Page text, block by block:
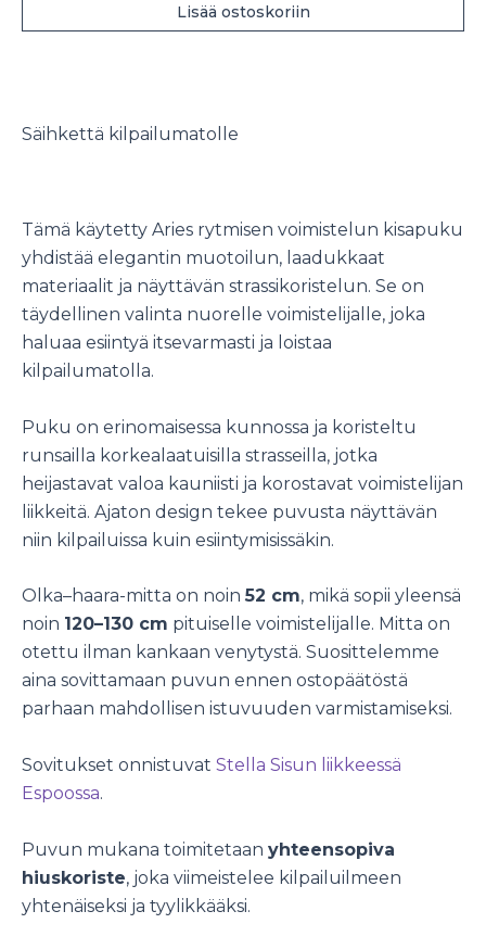
voimistelun
Lisää ostoskoriin
Säihkettä kilpailumatolle
Tämä käytetty Aries rytmisen voimistelun kisapuku
yhdistää elegantin muotoilun, laadukkaat
materiaalit ja näyttävän strassikoristelun. Se on
täydellinen valinta nuorelle voimistelijalle, joka
haluaa esiintyä itsevarmasti ja loistaa
kilpailumatolla.
Puku on erinomaisessa kunnossa ja koristeltu
runsailla korkealaatuisilla strasseilla, jotka
heijastavat valoa kauniisti ja korostavat voimistelijan
liikkeitä. Ajaton design tekee puvusta näyttävän
niin kilpailuissa kuin esiintymisissäkin.
Olka–haara-mitta on noin52 cm, mikä sopii yleensä
noin 120–130 cm pituiselle voimistelijalle. Mitta on
otettu ilman kankaan venytystä. Suosittelemme
aina sovittamaan puvun ennen ostopäätöstä
parhaan mahdollisen istuvuuden varmistamiseksi.
Sovitukset onnistuvat Stella Sisun liikkeessä
Espoossa.
Puvun mukana toimitetaan yhteensopiva
hiuskoriste, joka viimeistelee kilpailuilmeen
yhtenäiseksi ja tyylikkääksi.